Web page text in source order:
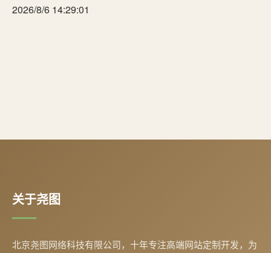
2026/8/6 14:29:01
关于尧图
北京尧图网络科技有限公司，十年专注高端网站定制开发，为